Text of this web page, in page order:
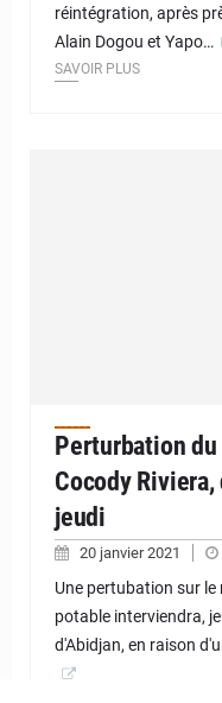
réintégration, après
Alain Dogou et Yapo…
SAVOIR PLUS
Perturbation du
Cocody Riviera,
jeudi
20 janvier 2021
Une pertubation sur
potable interviendra,
d'Abidjan, en raison